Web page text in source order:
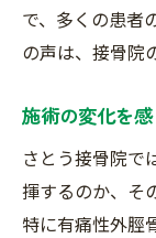
で、多くの患者
の声は、接骨院
施術の変化を
さとう接骨院で
揮するのか、そ
特に有痛性外脛